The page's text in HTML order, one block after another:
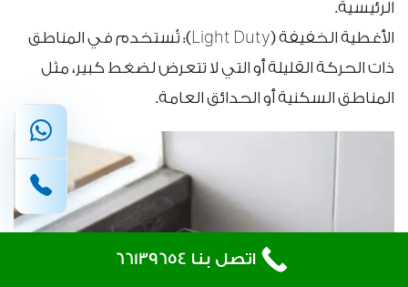
الرئيسية.
الأغطية الخفيفة (Light Duty): تُستخدم في المناطق
ذات الحركة القليلة أو التي لا تتعرض لضغط كبير، مثل
المناطق السكنية أو الحدائق العامة.
اتصل بنا 66139654